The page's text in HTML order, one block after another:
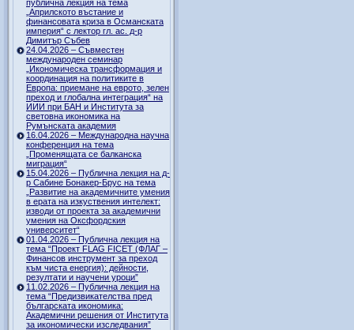
публична лекция на тема
„Априлското въстание и
финансовата криза в Османската
империя“ с лектор гл. ас. д-р
Димитър Събев
24.04.2026 – Съвместен
международен семинар
„Икономическа трансформация и
координация на политиките в
Европа: приемане на еврото, зелен
преход и глобална интеграция“ на
ИИИ при БАН и Института за
световна икономика на
Румънската академия
16.04.2026 – Международна научна
конференция на тема
„Променящата се балканска
миграция“
15.04.2026 – Публична лекция на д-
р Сабине Бонакер-Брус на тема
„Развитие на академичните умения
в ерата на изкуствения интелект:
изводи от проекта за академични
умения на Оксфордския
университет“
01.04.2026 – Публична лекция на
тема “Проект FLAG FICET (ФЛАГ –
Финансов инструмент за преход
към чиста енергия): дейности,
резултати и научени уроци”
11.02.2026 – Публична лекция на
тема “Предизвикателства пред
българската икономика:
Академични решения от Института
за икономически изследвания”